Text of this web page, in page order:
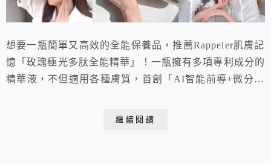
想要一瓶簡單又高效的全能保養品，推薦Rappeler肌膚記
憶「玫瑰極光多肽全能精華」！一瓶擁有多項專利成分的
精華液，不但適用各種膚質，首創「AI智能前導+微分子
繼續閱讀